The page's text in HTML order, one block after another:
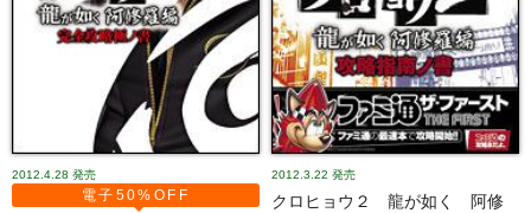
2012.4.28 発売
電子50%OFF
2012.3.22 発売
クロヒョウ２ 龍が如く 阿修